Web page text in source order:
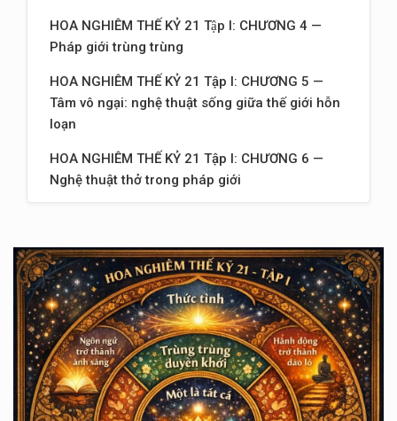
HOA NGHIÊM THẾ KỶ 21 Tập I: CHƯƠNG 4 —
Pháp giới trùng trùng
HOA NGHIÊM THẾ KỶ 21 Tập I: CHƯƠNG 5 —
Tâm vô ngại: nghệ thuật sống giữa thế giới hỗn
loạn
HOA NGHIÊM THẾ KỶ 21 Tập I: CHƯƠNG 6 —
Nghệ thuật thở trong pháp giới
hạn
HOA NGHIÊM THẾ KỶ 21 Tập I: CHƯƠNG 8 —
Nghệ thuật nhìn bằng mắt pháp giới
HOA NGHIÊM THẾ KỶ 21 Tập I: CHƯƠNG 9 — Khi
ngôn ngữ trở thành ánh sáng
HOA NGHIÊM THẾ KỶ 21 Tập I: CHƯƠNG 10 —